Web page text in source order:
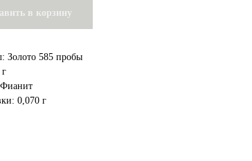
в корзину
Золото 585 пробы
Фианит
0,070 г